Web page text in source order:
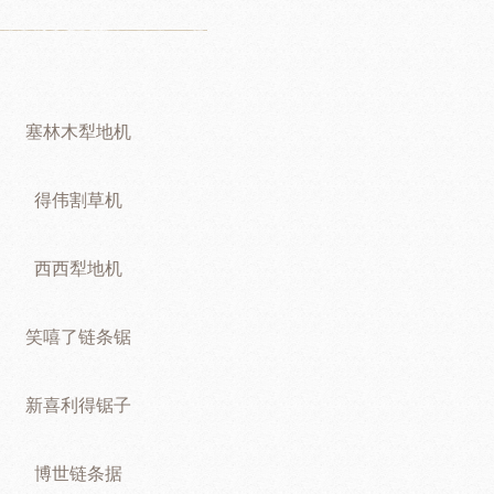
塞林木犁地机
得伟割草机
西西犁地机
笑嘻了链条锯
新喜利得锯子
博世链条据